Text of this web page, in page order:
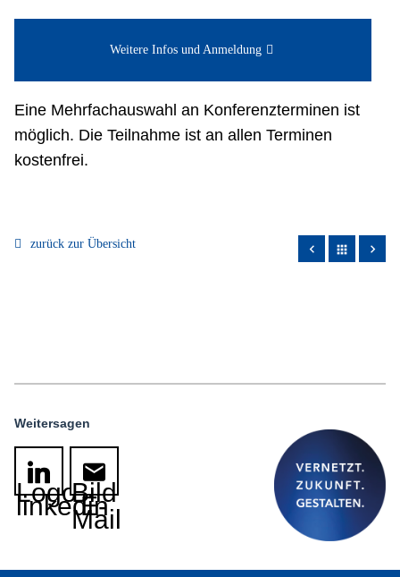
Weitere Infos und Anmeldung
Eine Mehrfachauswahl an Konferenzterminen ist
möglich. Die Teilnahme ist an allen Terminen
kostenfrei.
zurück zur Übersicht apps
Weitersagen
Logo
linkedin
Bild
E-
Mail